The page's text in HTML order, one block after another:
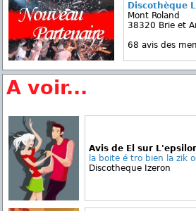
Discothèque
Mont Roland
38320 Brie et
68 avis des
A voir...
Avis de El sur
la boite é tro bien la zik
Discotheque Izeron